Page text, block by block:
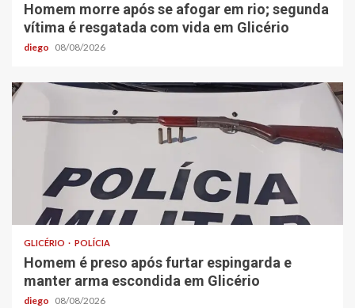
Homem morre após se afogar em rio; segunda
vítima é resgatada com vida em Glicério
diego 08/08/2026
GLICÉRIO POLÍCIA
Homem é preso após furtar espingarda e
manter arma escondida em Glicério
diego 08/08/2026